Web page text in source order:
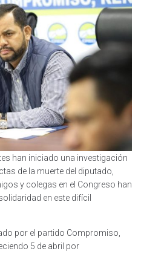
han iniciado una investigación
de la muerte del diputado,
y colegas en el Congreso han
en este difícil
por el partido Compromiso,
5 de abril por